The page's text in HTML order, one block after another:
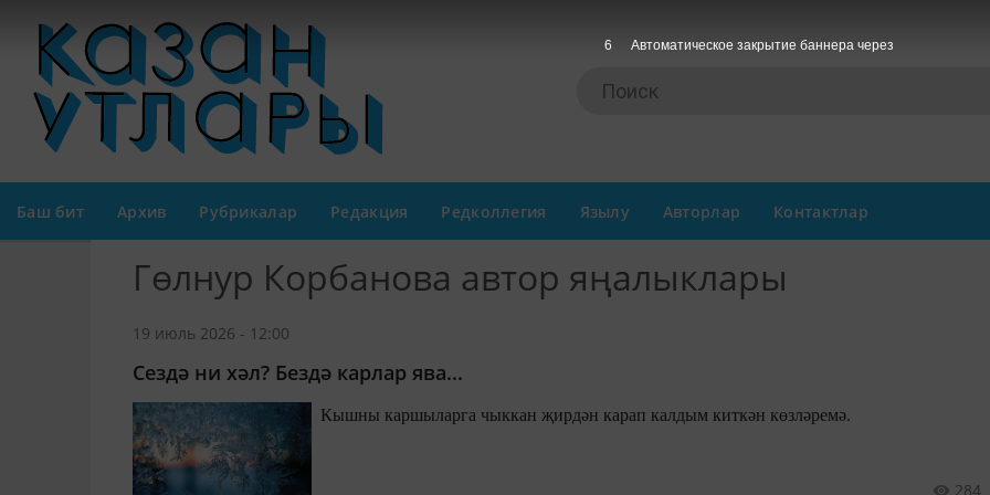
Баш бит Архив Рубрикалар Редакция Редколлегия Язылу Авторлар Контактлар
Гөлнур Корбанова автор яңалыклары
19 июль 2026 - 12:00
Сездә ни хәл? Бездә карлар ява...
Кышны каршыларга чыккан җирдән карап калдым киткән көзләремә.
284
6 Автоматическое закрытие баннера через